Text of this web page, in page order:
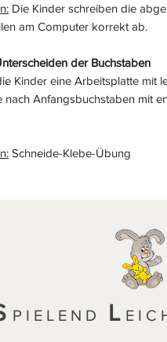
Die Kinder schreiben die
am Computer korrekt ab.
der Buchstaben
Kinder eine Arbeitsplatte mit
nach Anfangsbuchstaben mit
Schneide-Klebe-Übung
PIELEND L